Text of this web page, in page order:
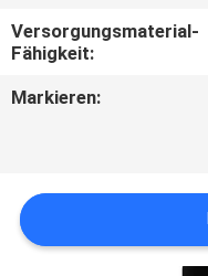
FORDERN
SIE
SITEMAP
Versorgungsmaterial-
Fähigkeit:
Markieren: